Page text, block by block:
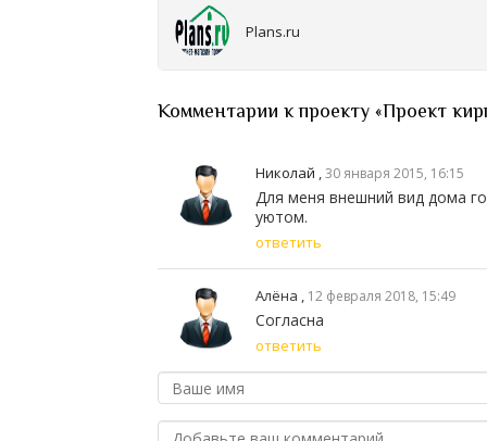
Plans.ru
Комментарии к проекту «Проект
Николай ,30 января 2015, 16:15
Для меня внешний вид дома
уютом.
ответить
Алёна , 12 февраля 2018, 15:49
Согласна
ответить